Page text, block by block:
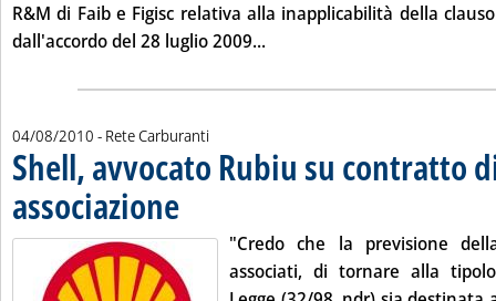
R&M di Faib e Figisc relativa alla inapplicabilità della
dall'accordo del 28 luglio 2009...Leggi tutta la notizia:
04/08/2010 - Rete Carburanti
Shell, avvocato Rubiu su contratto
associazione
"Credo che la previsione
associati, di tornare alla